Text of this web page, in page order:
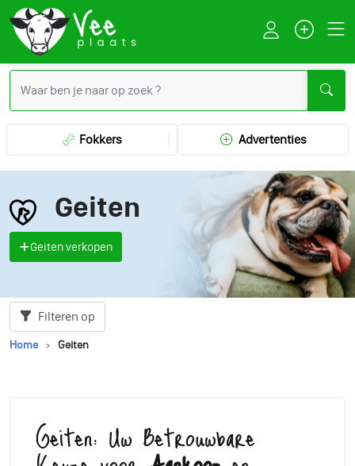
Fokkers Advertenties
Geiten
Geiten verkopen
Filteren op
Home Geiten
Geiten: Uw Betrouwbare